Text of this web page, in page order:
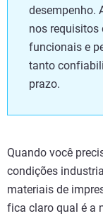
desempenho.
nos requisitos
funcionais e
tanto
prazo.
Quando você
condições
materiais de
fica claro qual é a